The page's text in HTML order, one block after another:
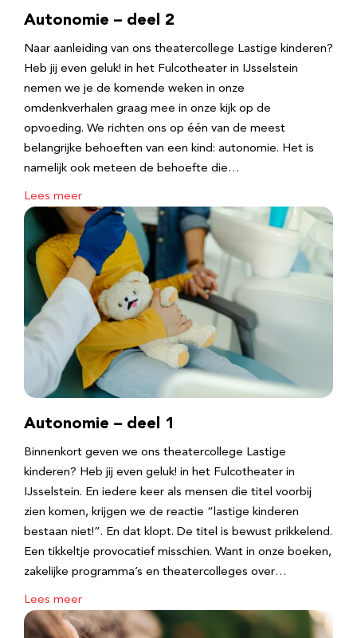
Autonomie – deel 2
Naar aanleiding van ons theatercollege Lastige kinderen?
Heb jij even geluk! in het Fulcotheater in IJsselstein
nemen we je de komende weken in onze
omdenkverhalen graag mee in onze kijk op de
opvoeding. We richten ons op één van de meest
belangrijke behoeften van een kind: autonomie. Het is
namelijk ook meteen de behoefte die…
Lees meer
Autonomie – deel 1
Binnenkort geven we ons theatercollege Lastige
kinderen? Heb jij even geluk! in het Fulcotheater in
IJsselstein. En iedere keer als mensen die titel voorbij
zien komen, krijgen we de reactie “lastige kinderen
bestaan niet!”. En dat klopt. De titel is bewust prikkelend.
Een tikkeltje provocatief misschien. Want in onze boeken,
zakelijke programma’s en theatercolleges over…
Lees meer